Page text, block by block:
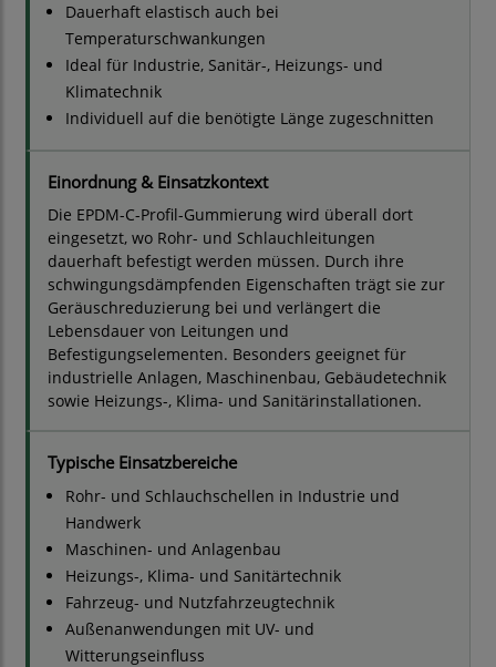
Dauerhaft elastisch auch bei
Temperaturschwankungen
Ideal für Industrie, Sanitär-, Heizungs- und
Klimatechnik
Individuell auf die benötigte Länge zugeschnitten
Einordnung & Einsatzkontext
Die EPDM-C-Profil-Gummierung wird überall dort
eingesetzt, wo Rohr- und Schlauchleitungen
dauerhaft befestigt werden müssen. Durch ihre
schwingungsdämpfenden Eigenschaften trägt sie zur
Geräuschreduzierung bei und verlängert die
Lebensdauer von Leitungen und
Befestigungselementen. Besonders geeignet für
industrielle Anlagen, Maschinenbau, Gebäudetechnik
sowie Heizungs-, Klima- und Sanitärinstallationen.
Typische Einsatzbereiche
Rohr- und Schlauchschellen in Industrie und
Handwerk
Maschinen- und Anlagenbau
Heizungs-, Klima- und Sanitärtechnik
Fahrzeug- und Nutzfahrzeugtechnik
Außenanwendungen mit UV- und
Witterungseinfluss